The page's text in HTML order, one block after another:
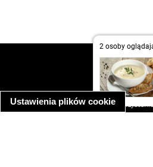
Ustawienia plików cookie
2 osoby
kontakt
regulamin
informacja o
informacja o